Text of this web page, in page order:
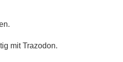
mit Trazodon.